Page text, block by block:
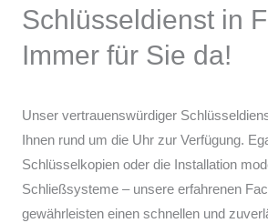
Schlüsseldienst in
Immer für Sie da!
Unser vertrauenswürdiger
Ihnen rund um die Uhr zur Verfügung.
Schlüsselkopien oder die Installation
Schließsysteme – unsere erfahrenen
gewährleisten einen schnellen und